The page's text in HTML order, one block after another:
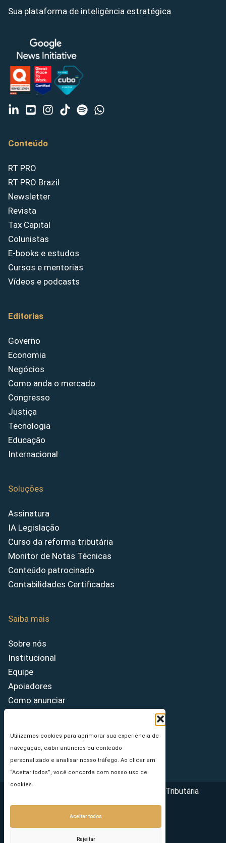
Utilizamos cookies para aprimorar sua experiência de
navegação, exibir anúncios ou conteúdo
personalizado e analisar nosso tráfego. Ao clicar em
“Aceitar todos”, você concorda com nosso uso de
cookies.
Aceitar todos
Rejeitar
Sua plataforma de inteligência estratégica
Conteúdo
RT PRO
RT PRO Brazil
Newsletter
Revista
Tax Capital
Colunistas
E-books e estudos
Cursos e mentorias
Vídeos e podcasts
Editorias
Governo
Economia
Negócios
Como anda o mercado
Congresso
Justiça
Tecnologia
Educação
Internacional
Soluções
Assinatura
IA Legislação
Curso da reforma tributária
Monitor de Notas Técnicas
Conteúdo patrocinado
Contabilidades Certificadas
Saiba mais
Sobre nós
Institucional
Equipe
Apoiadores
Como anunciar
Princípios Editoriais
Copyright © 2026 - Portal da Reforma Tributária